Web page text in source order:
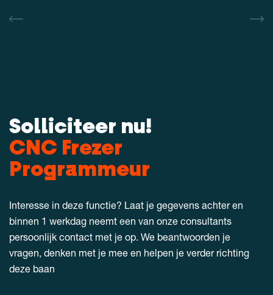
bij je nieuwe werkgever.
Solliciteer nu!
CNC Frezer
Programmeur
Interesse in deze functie? Laat je gegevens achter en
binnen 1 werkdag neemt een van onze consultants
persoonlijk contact met je op. We beantwoorden je
vragen, denken met je mee en helpen je verder richting
deze baan